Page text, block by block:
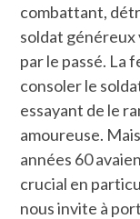
combattant,
soldat généreux
par le passé. La
consoler le
essayant de le
amoureuse.
années 60
crucial en
nous invite à